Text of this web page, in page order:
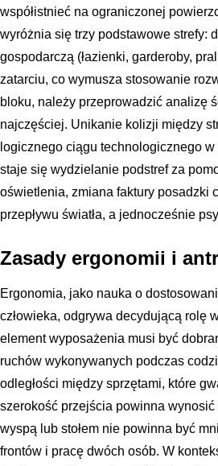
współistnieć na ograniczonej
wyróżnia się trzy podstawowe strefy:
gospodarczą (łazienki, garderoby,
zatarciu, co wymusza stosowanie
bloku, należy przeprowadzić analizę
najczęściej. Unikanie kolizji między
logicznego ciągu technologicznego
staje się wydzielanie podstref za
oświetlenia, zmiana faktury posadzki
przepływu światła, a jednocześnie
Zasady ergonomii i
Ergonomia, jako nauka o
człowieka, odgrywa decydującą rolę
element wyposażenia musi być
ruchów wykonywanych podczas
odległości między sprzętami, które
szerokość przejścia powinna
wyspą lub stołem nie powinna być
frontów i pracę dwóch osób. W